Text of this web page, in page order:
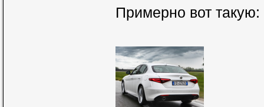
Примерно вот такую: